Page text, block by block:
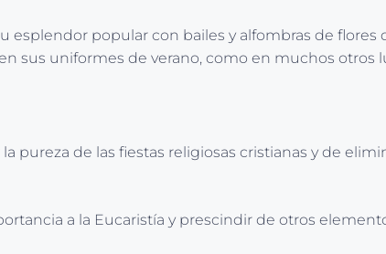
popular con bailes y alfombras de flores
sus uniformes de verano, como en muchos otros
pureza de las fiestas religiosas cristianas y de
a la Eucaristía y prescindir de otros